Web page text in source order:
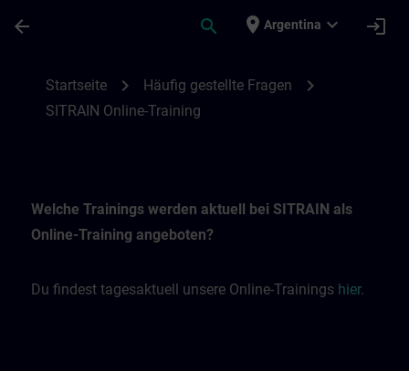
arrow_back search place Argentina expand_more login
Startseite chevron_right Häufig gestellte Fragen chevron_right
SITRAIN Online-Training
Welche Trainings werden aktuell bei SITRAIN als
Online-Training angeboten?
Du findest tagesaktuell unsere Online-Trainings hier.